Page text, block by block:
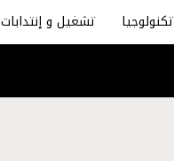
تكنولوجيا تشغيل و إنتدابات